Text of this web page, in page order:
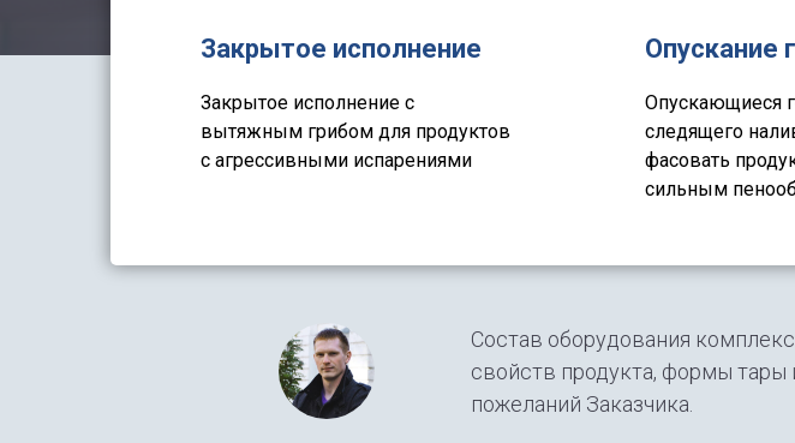
Опускание
Опускающиеся
следящего
фасовать
сильным
Закрытое исполнение
Закрытое исполнение с
вытяжным грибом для продуктов
с агрессивными испарениями
Состав оборудования
свойств продукта, формы тары
пожеланий Заказчика.